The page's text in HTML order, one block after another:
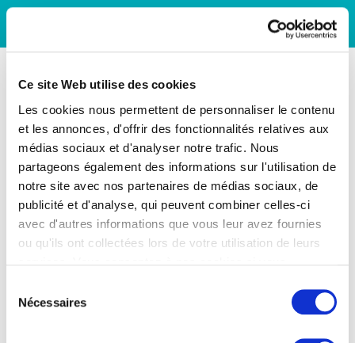
Ce site Web utilise des cookies
Les cookies nous permettent de personnaliser le contenu
et les annonces, d'offrir des fonctionnalités relatives aux
médias sociaux et d'analyser notre trafic. Nous
partageons également des informations sur l'utilisation de
notre site avec nos partenaires de médias sociaux, de
publicité et d'analyse, qui peuvent combiner celles-ci
avec d'autres informations que vous leur avez fournies
ou qu'ils ont collectées lors de votre utilisation de leurs
Nécessaires